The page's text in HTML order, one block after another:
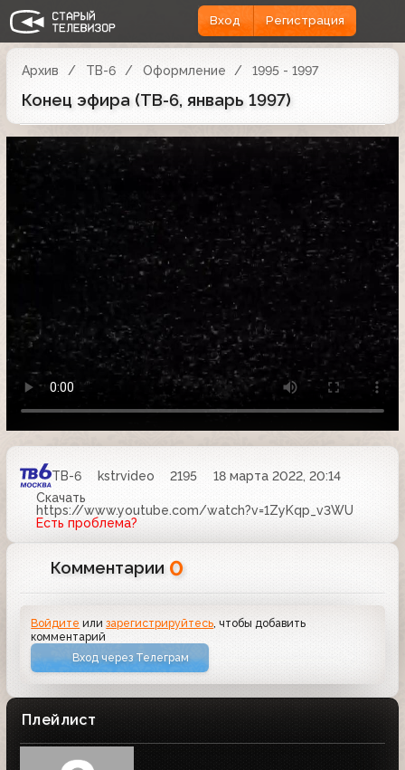
Вход Регистрация
Архив ТВ-6 Оформление 1995 - 1997
Конец эфира (ТВ-6, январь 1997)
ТВ-6 kstrvideo 2195
18 марта 2022, 20:14
Скачать
https://www.youtube.com/watch?v=1ZyKqp_v3WU
Есть проблема?
Комментарии 0
Войдите илизарегистрируйтесь, чтобы добавить
комментарий
Вход через Телеграм
Плейлист